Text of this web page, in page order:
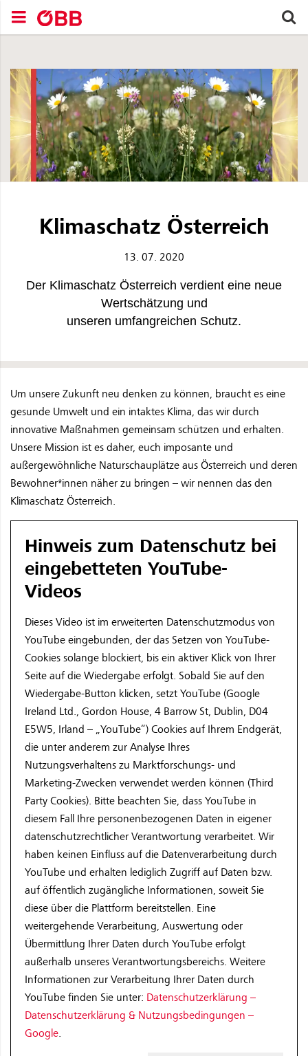
Zum Inhalt springen (Alt+0).
Zum Hauptmenü springen (Alt+1).
Zur Suche springen (Alt+2).
schließen
Klimaschatz Österreich
13. 07. 2020
Der Klimaschatz Österreich verdient eine neue
Wertschätzung und
unseren umfangreichen Schutz.
Um unsere Zukunft neu denken zu können, braucht es eine
gesunde Umwelt und ein intaktes Klima, das wir durch
innovative Maßnahmen gemeinsam schützen und erhalten.
Unsere Mission ist es daher, euch imposante und
außergewöhnliche Naturschauplätze aus Österreich und deren
Bewohner*innen näher zu bringen – wir nennen das den
Klimaschatz Österreich.
Hinweis zum Datenschutz bei
eingebetteten YouTube-
Videos
Dieses Video ist im erweiterten Datenschutzmodus von
YouTube eingebunden, der das Setzen von YouTube-
Cookies solange blockiert, bis ein aktiver Klick von Ihrer
Seite auf die Wiedergabe erfolgt. Sobald Sie auf den
Wiedergabe-Button klicken, setzt YouTube (Google
Ireland Ltd., Gordon House, 4 Barrow St, Dublin, D04
E5W5, Irland – „YouTube“) Cookies auf Ihrem Endgerät,
die unter anderem zur Analyse Ihres
Nutzungsverhaltens zu Marktforschungs- und
Marketing-Zwecken verwendet werden können (Third
Party Cookies). Bitte beachten Sie, dass YouTube in
diesem Fall Ihre personenbezogenen Daten in eigener
datenschutzrechtlicher Verantwortung verarbeitet. Wir
haben keinen Einfluss auf die Datenverarbeitung durch
YouTube und erhalten lediglich Zugriff auf Daten bzw.
auf öffentlich zugängliche Informationen, soweit Sie
diese über die Plattform bereitstellen. Eine
weitergehende Verarbeitung, Auswertung oder
Übermittlung Ihrer Daten durch YouTube erfolgt
außerhalb unseres Verantwortungsbereichs. Weitere
Informationen zur Verarbeitung Ihrer Daten durch
YouTube finden Sie unter: Datenschutzerklärung –
Datenschutzerklärung & Nutzungsbedingungen –
Google.